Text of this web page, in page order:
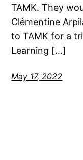
TAMK. They
Clémentine
to TAMK for a
Learning […]
May 17, 2022